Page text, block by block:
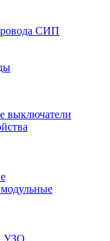
СИП
выключатели
УЗО